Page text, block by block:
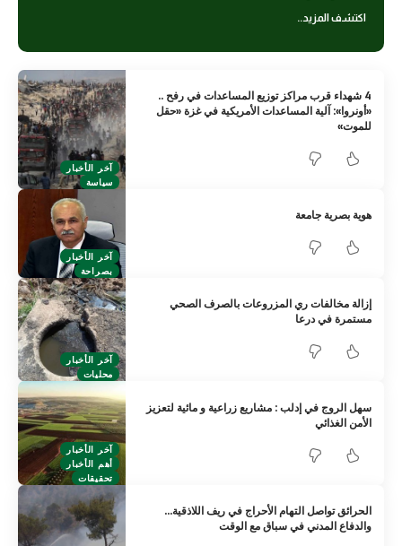
اكتشف المزيد..
آخر الأخبار
سياسة
4 شهداء قرب مراكز توزيع المساعدات في رفح ..
«أونروا»: آلية المساعدات الأمريكية في غزة «حقل
‏للموت»‏
آخر الأخبار
بصراحة
هوية بصرية جامعة
آخر الأخبار
محليات
إزالة مخالفات ري المزروعات بالصرف الصحي
مستمرة في درعا
آخر الأخبار
أهم الأخبار
تحقيقات
سهل الروج في إدلب : مشاريع زراعية و مائية لتعزيز
الأمن الغذائي
الحرائق تواصل التهام الأحراج في ريف اللاذقية…
والدفاع المدني في سباق مع الوقت